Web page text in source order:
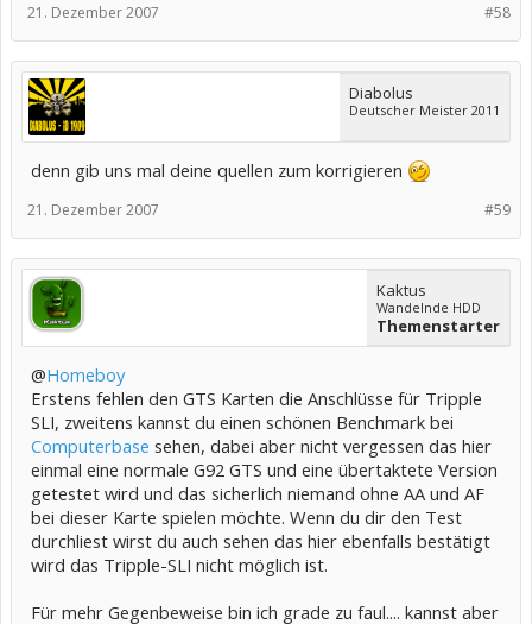
#58
21. Dezember 2007
Diabolus
Deutscher Meister 2011
denn gib uns mal deine quellen zum korrigieren
#59
21. Dezember 2007
Kaktus
Wandelnde HDD
Themenstarter
@Homeboy
Erstens fehlen den GTS Karten die Anschlüsse für Tripple
SLI, zweitens kannst du einen schönen Benchmark bei
Computerbase sehen, dabei aber nicht vergessen das hier
einmal eine normale G92 GTS und eine übertaktete Version
getestet wird und das sicherlich niemand ohne AA und AF
bei dieser Karte spielen möchte. Wenn du dir den Test
durchliest wirst du auch sehen das hier ebenfalls bestätigt
wird das Tripple-SLI nicht möglich ist.
Für mehr Gegenbeweise bin ich grade zu faul.... kannst aber